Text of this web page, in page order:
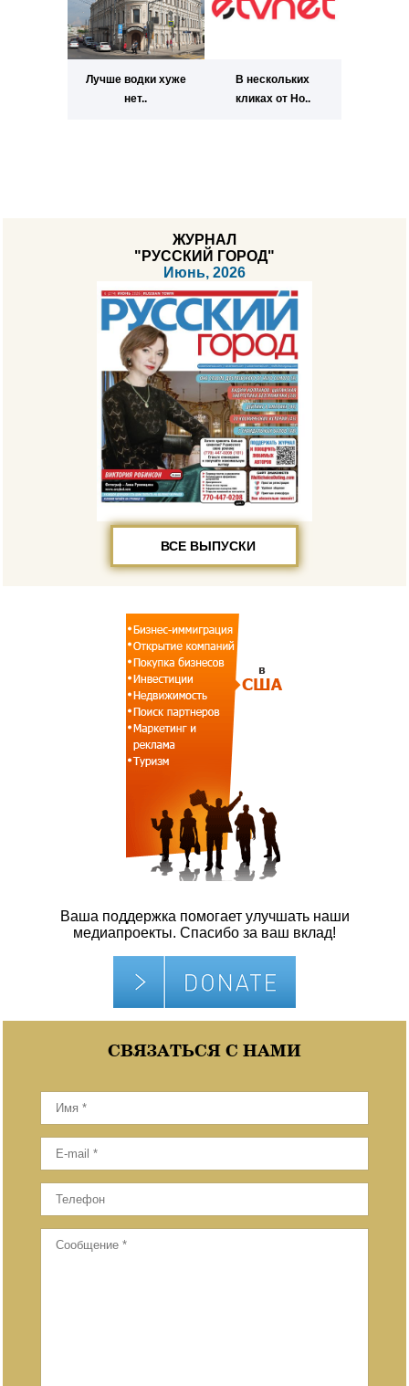
Лучше водки хуже
нет..
В нескольких
кликах от Но..
ЖУРНАЛ
"РУССКИЙ ГОРОД"
Июнь, 2026
ВСЕ ВЫПУСКИ
Ваша поддержка помогает улучшать наши
медиапроекты. Спасибо за ваш вклад!
СВЯЗАТЬСЯ С НАМИ